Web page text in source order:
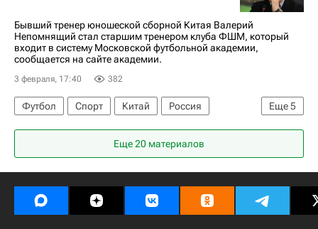
Бывший тренер юношеской сборной Китая Валерий
Непомнящий стал старшим тренером клуба ФШМ, который
входит в систему Московской футбольной академии,
сообщается на сайте академии.
3 февраля, 17:40 382
Еще5
Футбол Спорт Китай
Россия
Камерун
Валерий Непомнящий
Балтика
Анкарагюджю
Еще 20 материалов